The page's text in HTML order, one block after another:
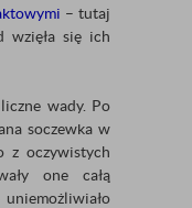
– tutaj
wzięła się ich
wady. Po
soczewka w
z oczywistych
one całą